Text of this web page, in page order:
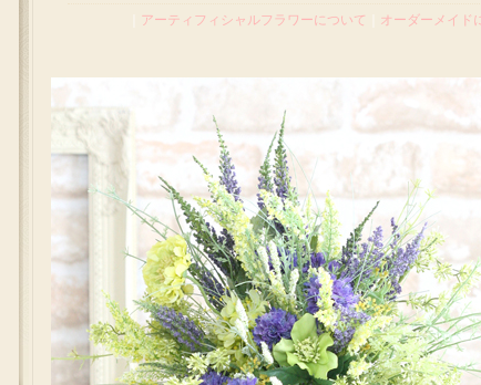
アーティフィシャルフラワーについて オーダーメイド